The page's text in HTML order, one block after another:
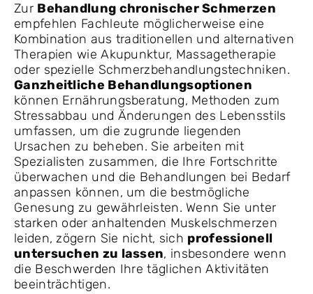
Zur Behandlung chronischer Schmerzen
empfehlen Fachleute möglicherweise eine
Kombination aus traditionellen und alternativen
Therapien wie Akupunktur, Massagetherapie
oder spezielle Schmerzbehandlungstechniken.
Ganzheitliche Behandlungsoptionen
können Ernährungsberatung, Methoden zum
Stressabbau und Änderungen des Lebensstils
umfassen, um die zugrunde liegenden
Ursachen zu beheben. Sie arbeiten mit
Spezialisten zusammen, die Ihre Fortschritte
überwachen und die Behandlungen bei Bedarf
anpassen können, um die bestmögliche
Genesung zu gewährleisten. Wenn Sie unter
starken oder anhaltenden Muskelschmerzen
leiden, zögern Sie nicht, sich professionell
untersuchen zu lassen, insbesondere wenn
die Beschwerden Ihre täglichen Aktivitäten
beeinträchtigen.